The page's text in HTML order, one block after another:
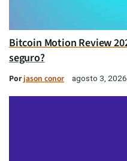
Bitcoin Motion Review
seguro?
Porjason conor agosto 3, 2026